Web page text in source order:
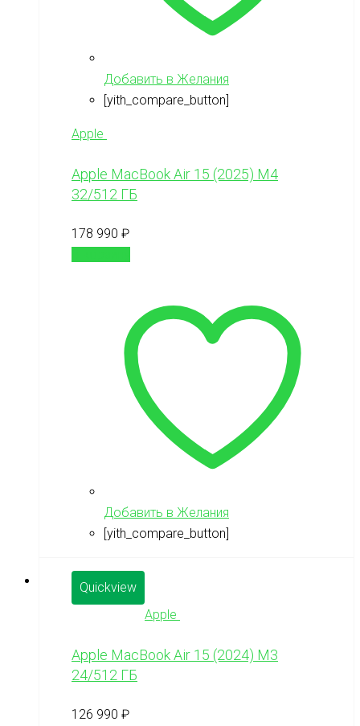
Добавить в Желания
[yith_compare_button]
Apple
Apple MacBook Air 15 (2025) M4
32/512 ГБ
178 990 ₽
Добавить в Желания
[yith_compare_button]
Quickview
Apple
Apple MacBook Air 15 (2024) M3
24/512 ГБ
126 990 ₽